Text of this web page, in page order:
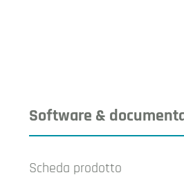
Software &
Scheda prodotto